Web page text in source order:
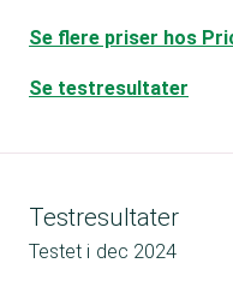
Se flere priser hos
Se testresultater
Testresultater
Testet i dec 2024